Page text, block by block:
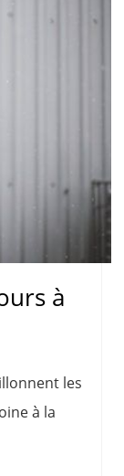
à
les
à la